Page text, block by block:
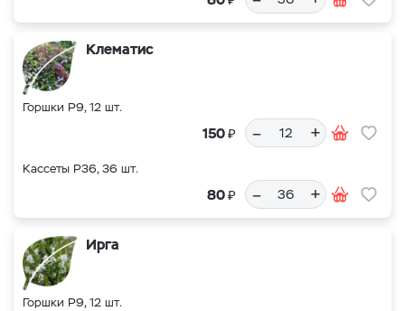
Клематис
Горшки Р9, 12 шт.
150₽ – +
Кассеты Р36, 36 шт.
80₽ – +
Ирга
Горшки Р9, 12 шт.